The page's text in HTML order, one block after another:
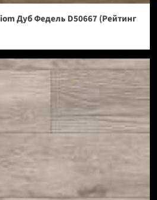
Дуб Федель D50667 (Рейтинг